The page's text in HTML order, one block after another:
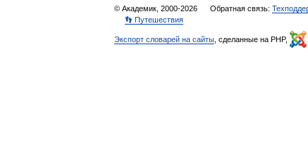
© Академик, 2000-2026 Обратная связь:
👣 Путешествия
Экспорт словарей на сайты , сделанные на PHP,